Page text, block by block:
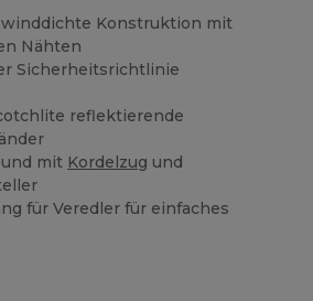
winddichte Konstruktion mit
Nähten
Sicherheitsrichtlinie
reflektierende
mit Kordelzug und
für Veredler für einfaches